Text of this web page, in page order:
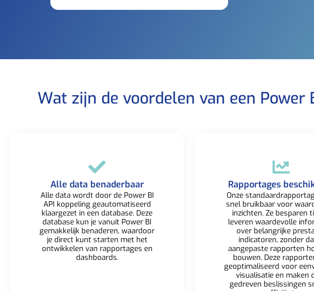
Wat zijn de voordelen van een
Alle data benaderbaar​
Alle data wordt door de Power BI
API koppeling geautomatiseerd
klaargezet in een database. Deze
database kun je vanuit Power BI
gemakkelijk benaderen, waardoor
je direct kunt starten met het
ontwikkelen van rapportages en
dashboards.​
Rapportages
Onze
snel bruikbaar voor
inzichten. Ze besparen
leveren waardevolle
over belangrijke
indicatoren, zonder
aangepaste rapporten
bouwen. Deze
geoptimaliseerd voor
visualisatie en maken
gedreven beslissingen